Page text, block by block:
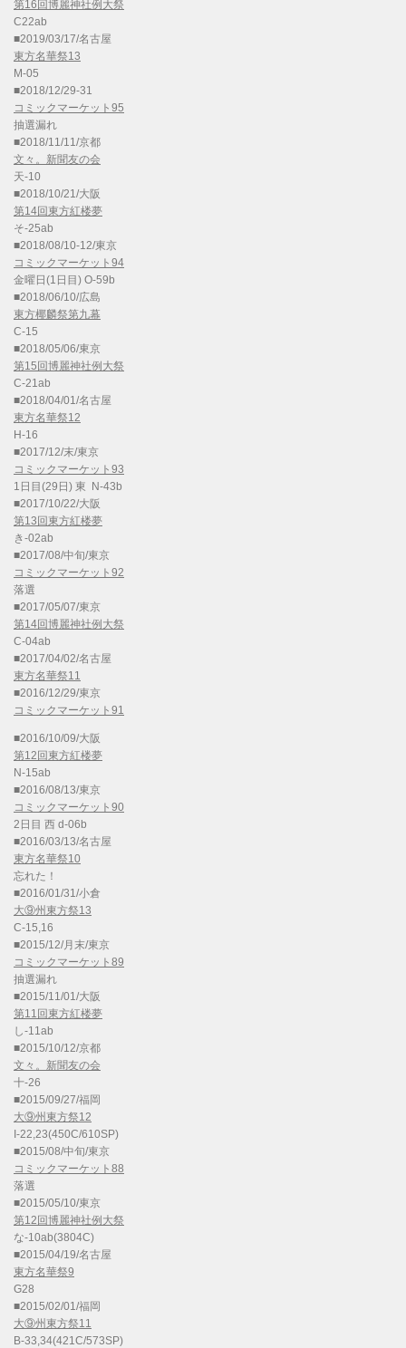
第16回博麗神社例大祭
C22ab
■2019/03/17/名古屋
東方名華祭13
M-05
■2018/12/29-31
コミックマーケット95
抽選漏れ
■2018/11/11/京都
文々。新聞友の会
天-10
■2018/10/21/大阪
第14回東方紅楼夢
そ-25ab
■2018/08/10-12/東京
コミックマーケット94
金曜日(1日目) O-59b
■2018/06/10/広島
東方椰麟祭第九幕
C-15
■2018/05/06/東京
第15回博麗神社例大祭
C-21ab
■2018/04/01/名古屋
東方名華祭12
H-16
■2017/12/末/東京
コミックマーケット93
1日目(29日) 東 N-43b
■2017/10/22/大阪
第13回東方紅楼夢
き-02ab
■2017/08/中旬/東京
コミックマーケット92
落選
■2017/05/07/東京
第14回博麗神社例大祭
C-04ab
■2017/04/02/名古屋
東方名華祭11
■2016/12/29/東京
コミックマーケット91
■2016/10/09/大阪
第12回東方紅楼夢
N-15ab
■2016/08/13/東京
コミックマーケット90
2日目 西 d-06b
■2016/03/13/名古屋
東方名華祭10
忘れた！
■2016/01/31/小倉
大⑨州東方祭13
C-15,16
■2015/12/月末/東京
コミックマーケット89
抽選漏れ
■2015/11/01/大阪
第11回東方紅楼夢
し-11ab
■2015/10/12/京都
文々。新聞友の会
十-26
■2015/09/27/福岡
大⑨州東方祭12
I-22,23(450C/610SP)
■2015/08/中旬/東京
コミックマーケット88
落選
■2015/05/10/東京
第12回博麗神社例大祭
な-10ab(3804C)
■2015/04/19/名古屋
東方名華祭9
G28
■2015/02/01/福岡
大⑨州東方祭11
B-33,34(421C/573SP)